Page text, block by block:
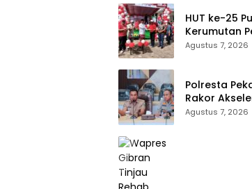
HUT ke-25
Kerumutan
Ratusan
Agustus 7, 2026
Polresta
Rakor
City,
Agustus 7, 2026